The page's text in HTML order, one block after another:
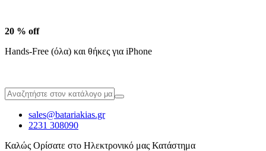
20 % off
Hands-Free (όλα) και θήκες για iPhone
sales@batariakias.gr
2231 308090
Καλώς Ορίσατε στο Ηλεκτρονικό μας Κατάστημα